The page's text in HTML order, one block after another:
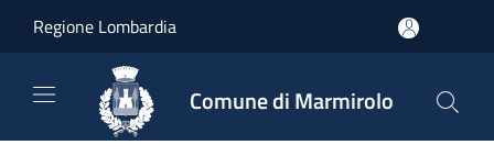
Regione Lombardia
Comune di Marmirolo